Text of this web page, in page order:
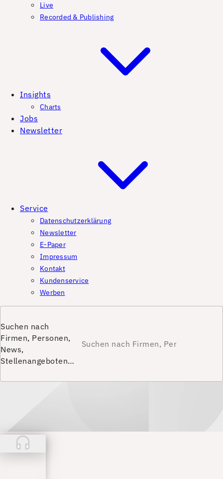
Live
Recorded & Publishing
Insights
Charts
Jobs
Newsletter
Service
Datenschutzerklärung
Newsletter
E-Paper
Impressum
Kontakt
Kundenservice
Werben
Suchen nach
Firmen, Personen,
News,
Stellenangeboten…